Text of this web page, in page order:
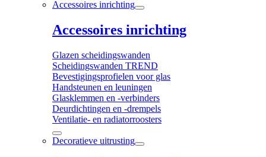
Accessoires inrichting
Accessoires inrichting
Glazen scheidingswanden
Scheidingswanden TREND
Bevestigingsprofielen voor glas
Handsteunen en leuningen
Glasklemmen en -verbinders
Deurdichtingen en -drempels
Ventilatie- en radiatorroosters
Decoratieve uitrusting